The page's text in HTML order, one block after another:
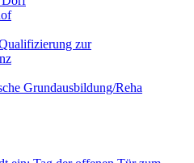
zur
Grundausbildung/Reha